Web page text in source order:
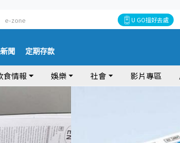
e-zone U GO搵好去處
聞 定期存款
食情報 娛樂 社會 影片專區